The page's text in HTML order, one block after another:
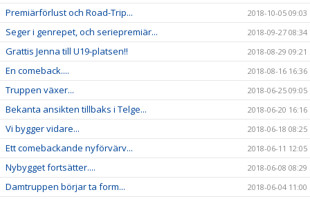
Premiärförlust och Road-Trip... 2018-10-05 09:03
Seger i genrepet, och seriepremiär... 2018-09-27 08:34
Grattis Jenna till U19-platsen!! 2018-08-29 09:21
En comeback.... 2018-08-16 16:36
Truppen växer... 2018-06-25 09:05
Bekanta ansikten tillbaks i Telge... 2018-06-20 16:16
Vi bygger vidare... 2018-06-18 08:25
Ett comebackande nyförvärv... 2018-06-11 12:05
Nybygget fortsätter.... 2018-06-08 08:29
Damtruppen börjar ta form... 2018-06-04 11:00